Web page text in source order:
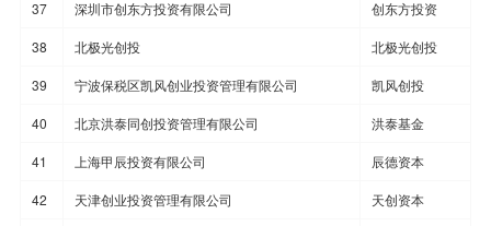
37 深圳市创东方投资有限公司 创东方投资
38 北极光创投 北极光创投
39 宁波保税区凯风创业投资管理有限公司 凯风创投
40 北京洪泰同创投资管理有限公司 洪泰基金
41 上海甲辰投资有限公司 辰德资本
42 天津创业投资管理有限公司 天创资本